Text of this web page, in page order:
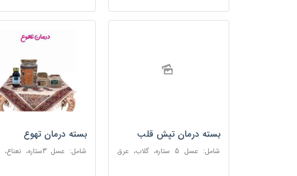
بسته درمان تپش قلب
شامل: عسل 5 ستاره، گلاب، عرق
بسته درمان تهوع
شامل: عسل 3ستاره،